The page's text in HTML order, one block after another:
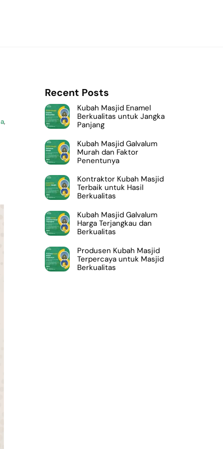
,
Recent Posts
Kubah Masjid Enamel
Berkualitas untuk Jangka
Panjang
Kubah Masjid Galvalum
Murah dan Faktor
Penentunya
Kontraktor Kubah Masjid
Terbaik untuk Hasil
Berkualitas
Kubah Masjid Galvalum
Harga Terjangkau dan
Berkualitas
Produsen Kubah Masjid
Terpercaya untuk Masjid
Berkualitas